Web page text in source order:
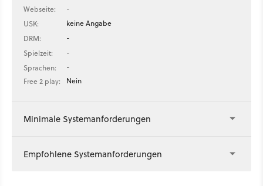
Webseite:
-
USK:
keine Angabe
DRM:
-
Spielzeit:
-
Sprachen:
-
Free 2 play:
Nein
Minimale Systemanforderungen
Empfohlene Systemanforderungen